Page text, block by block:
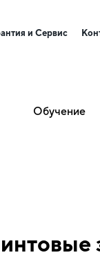
и Сервис
Обучение